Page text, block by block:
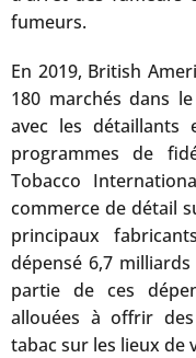
fumeurs.
En 2019, British
180 marchés dans
avec les détaillants
programmes de
Tobacco
commerce de détail
principaux
dépensé 6,7
partie de ces
allouées à offrir
tabac sur les lieux de